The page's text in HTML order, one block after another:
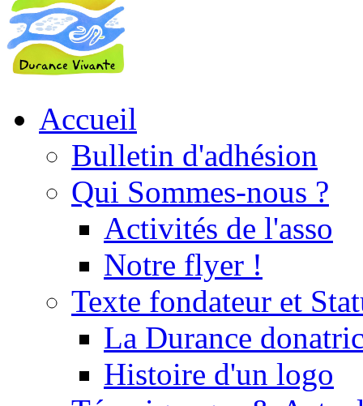
Accueil
Bulletin d'adhésion
Qui Sommes-nous ?
Activités de l'asso
Notre flyer !
Texte fondateur et
La Durance
Histoire d'un logo